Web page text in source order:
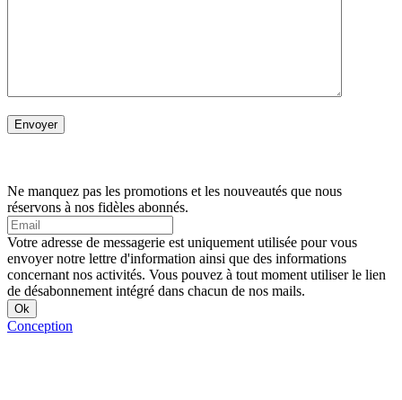
Ne manquez pas les promotions et les nouveautés que nous
réservons à nos fidèles abonnés.
Votre adresse de messagerie est uniquement utilisée pour vous
envoyer notre lettre d'information ainsi que des informations
concernant nos activités. Vous pouvez à tout moment utiliser le lien
de désabonnement intégré dans chacun de nos mails.
Conception